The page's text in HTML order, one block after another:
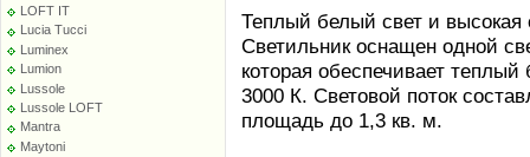
LOFT IT
Lucia Tucci
Luminex
Lumion
Lussole
Lussole LOFT
Mantra
Maytoni
Теплый белый свет и высокая
Светильник оснащен одной
которая обеспечивает
3000 К. Световой поток
площадь до 1,3 кв. м.